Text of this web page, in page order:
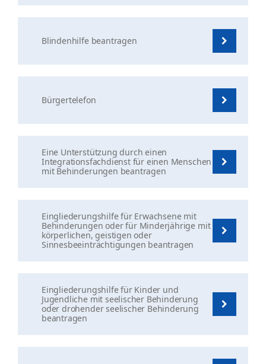
Blindenhilfe beantragen
Bürgertelefon
Eine Unterstützung durch einen
Integrationsfachdienst für einen Menschen
mit Behinderungen beantragen
Eingliederungshilfe für Erwachsene mit
Behinderungen oder für Minderjährige mit
körperlichen, geistigen oder
Sinnesbeeinträchtigungen beantragen
Eingliederungshilfe für Kinder und
Jugendliche mit seelischer Behinderung
oder drohender seelischer Behinderung
beantragen